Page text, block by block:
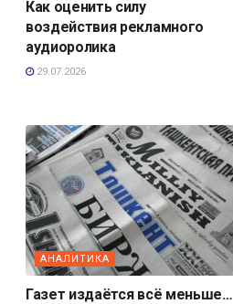
Как оценить силу
воздействия рекламного
аудиоролика
29.07.2026
АНАЛИТИКА
Газет издаётся всё меньше…